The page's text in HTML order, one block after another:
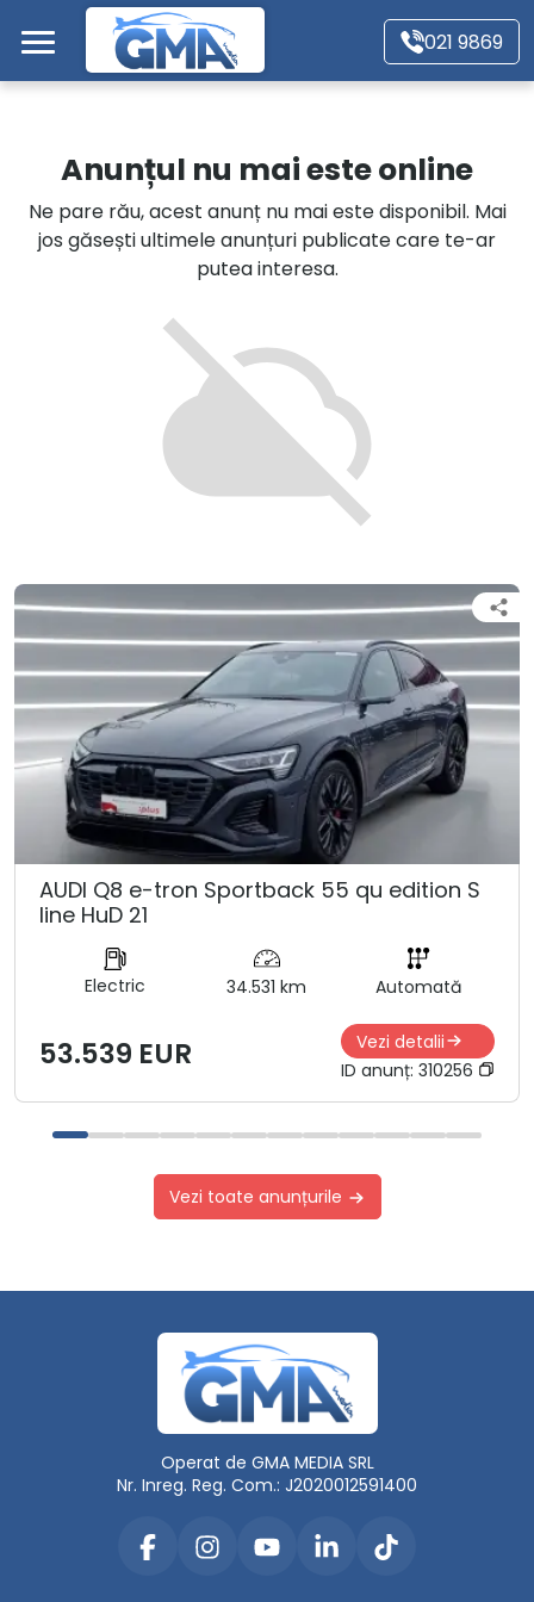
Mergi direct la conținutul principal
021 9869
Autoturisme
Motociclete
Autoutilitare
Alte tipuri vehicule
Anunțul nu mai este online
Ne pare rău, acest anunț nu mai este disponibil. Mai
jos găsești ultimele anunțuri publicate care te-ar
putea interesa.
AUDI Q8 e-tron Sportback 55 qu edition S
line HuD 21
Electric 34.531 km Automată
53.539 EUR
Vezi detalii
ID anunț: 310256
Vezi toate anunțurile
Operat de GMA MEDIA SRL
Nr. Inreg. Reg. Com.: J2020012591400